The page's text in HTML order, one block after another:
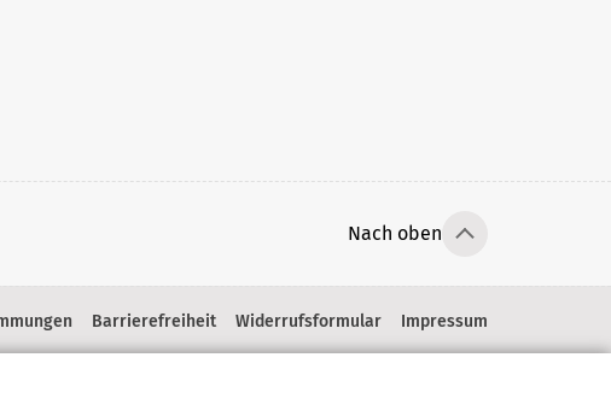
Nach oben
Barrierefreiheit Widerrufsformular Impressum